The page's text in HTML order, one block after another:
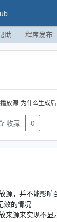
助 程序发布
放源 为什么生成
收藏 0
，并不能影响
效的情况
源来实现不显